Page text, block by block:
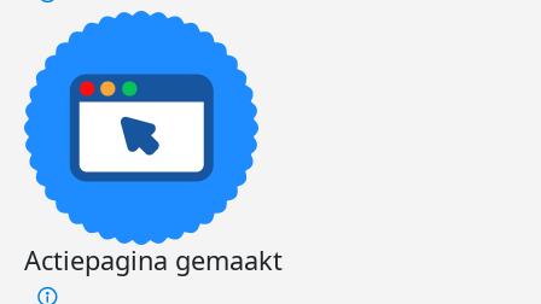
Actiepagina gemaakt